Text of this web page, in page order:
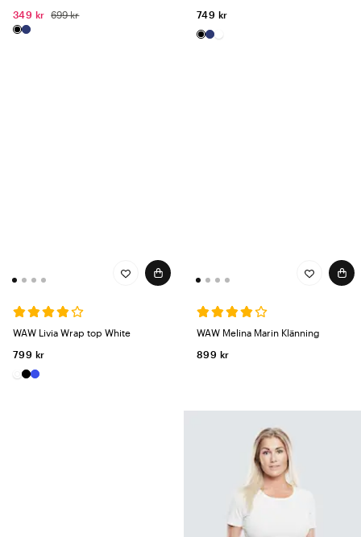
349 kr
699 kr
749 kr
WAW Livia Wrap top White
799 kr
WAW Melina Marin Klänning
899 kr